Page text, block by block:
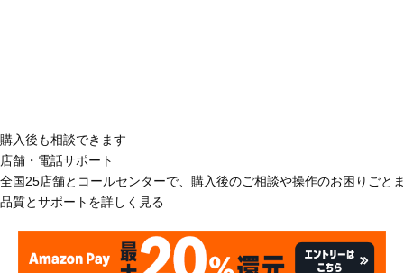
購入後も相談できます
店舗・電話サポート
全国25店舗とコールセンターで、購入後のご相談や操作のお困りごと
品質とサポートを詳しく見る